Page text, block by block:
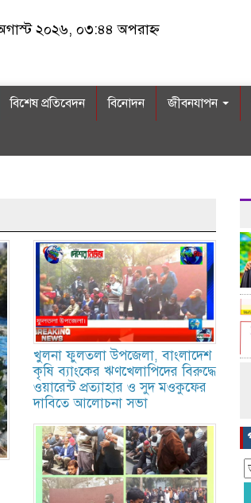
২০২৬, ০৩:৪৪ অপরাহ্ন
বিশেষ প্রতিবেদন বিনোদন জীবনযাপন
খুলনা ফুলতলা উপজেলা, বাংলাদেশ
কৃষি ব্যাংকের ঋণখেলাপিদের বিরুদ্ধে
ওয়ারেন্ট প্রত্যাহার ও সুদ মওকুফের
দাবিতে আলোচনা সভা ‎